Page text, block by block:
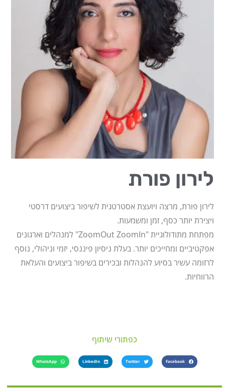
לירון פורת
לירון פורת, מרצה ויועצת אסטרטגית לשיפור ביצועים דרסטי
ויצירת יותר כסף, זמן ומשמעות.
מפתחת מתודולוגיית "ZoomOut ZoomIn" למנהלים וארגונים
אפקטיביים ומחייכים יותר. בעלת ניסיון פיננסי, יזמי וניהולי, נוסף
לרזומה עשיר בסיוע להנהלות ובכירים בשיפור ביצועים והעלאת
הרווחיות.
כפתורי שיתוף
Facebook
Twitter
LinkedIn
WhatsApp